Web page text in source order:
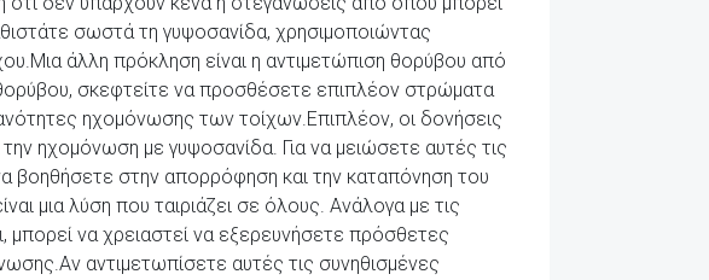
σωστά τη γυψοσανίδα, χρησιμοποιώντας
άλλη πρόκληση είναι η αντιμετώπιση θορύβου από
σκεφτείτε να προσθέσετε επιπλέον στρώματα
ηχομόνωσης των τοίχων.Επιπλέον, οι δονήσεις
ηχομόνωση με γυψοσανίδα. Για να μειώσετε αυτές τις
βοηθήσετε στην απορρόφηση και την καταπόνηση του
μια λύση που ταιριάζει σε όλους. Ανάλογα με τις
να χρειαστεί να εξερευνήσετε πρόσθετες
αντιμετωπίσετε αυτές τις συνηθισμένες